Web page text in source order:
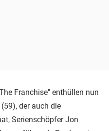
Franchise" enthüllen nun
der auch die
Serienschöpfer Jon